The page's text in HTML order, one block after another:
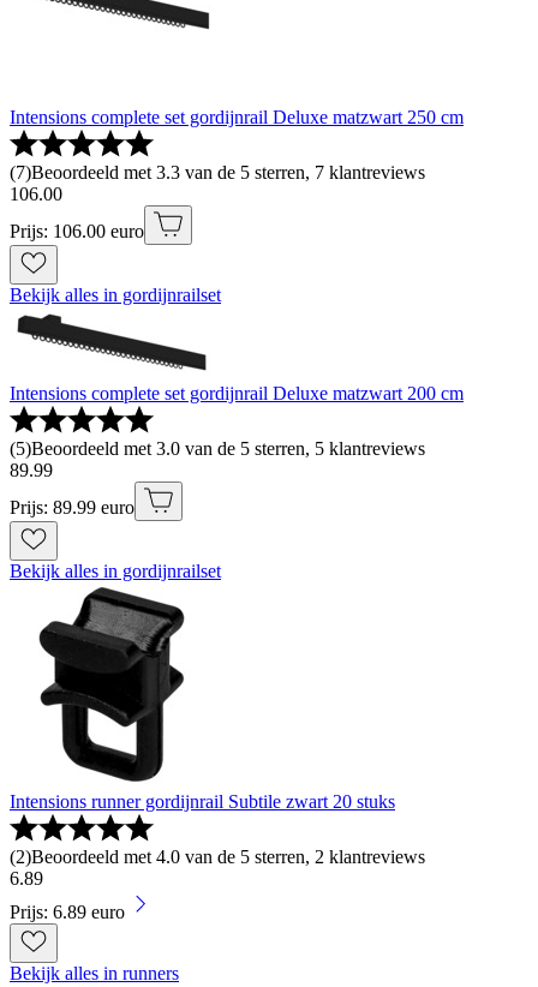
Intensions complete set gordijnrail Deluxe matzwart 250 cm
(7)Beoordeeld met 3.3 van de 5 sterren, 7 klantreviews
106.00
Prijs: 106.00 euro
Bekijk alles in gordijnrailset
Intensions complete set gordijnrail Deluxe matzwart 200 cm
(5)Beoordeeld met 3.0 van de 5 sterren, 5 klantreviews
89.99
Prijs: 89.99 euro
Bekijk alles in gordijnrailset
Intensions runner gordijnrail Subtile zwart 20 stuks
(2)Beoordeeld met 4.0 van de 5 sterren, 2 klantreviews
6.89
Prijs: 6.89 euro
Bekijk alles in runners